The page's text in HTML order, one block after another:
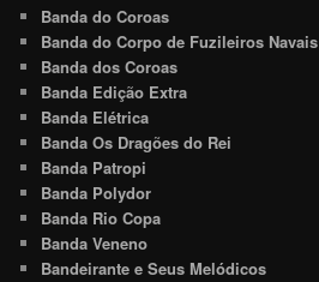
Banda do Coroas
Banda do Corpo de Fuzileiros Navais
Banda dos Coroas
Banda Edição Extra
Banda Elétrica
Banda Os Dragões do Rei
Banda Patropi
Banda Polydor
Banda Rio Copa
Banda Veneno
Bandeirante e Seus Melódicos